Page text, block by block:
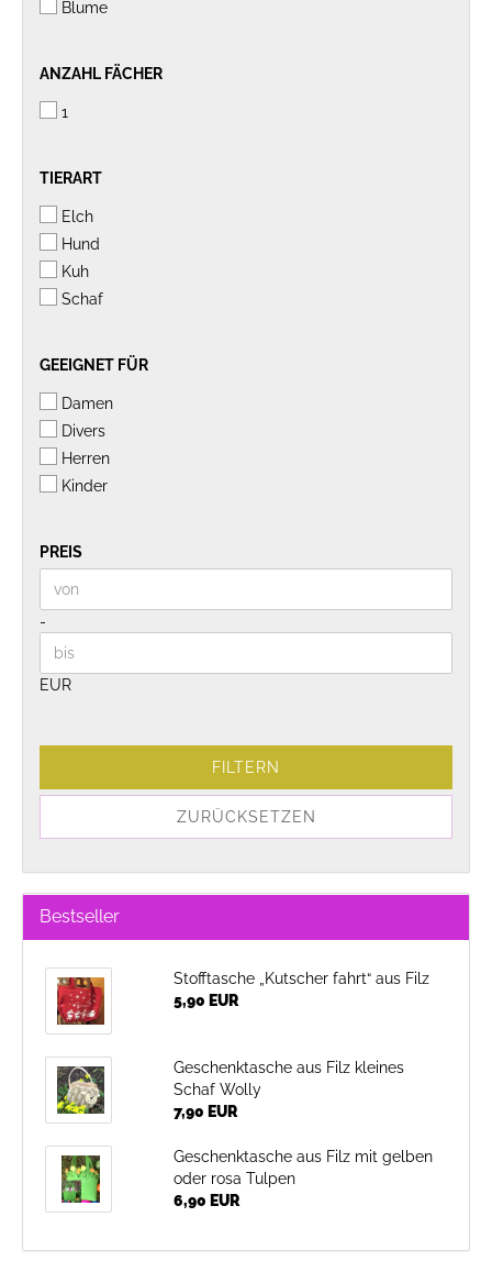
Blume
ANZAHL
ANZAHL FÄCHER
1
TIERART
TIERART
Elch
Hund
Kuh
Schaf
GEEIGNET
GEEIGNET FÜR
Damen
Divers
Herren
Kinder
PREIS
PREIS
Preis bis
-
EUR
FILTERN
ZURÜCKSETZEN
Bestseller
Stofftasche „Kutscher fahrt“ aus Filz
5,90 EUR
Geschenktasche aus Filz kleines
Schaf Wolly
7,90 EUR
Geschenktasche aus Filz mit gelben
oder rosa Tulpen
6,90 EUR